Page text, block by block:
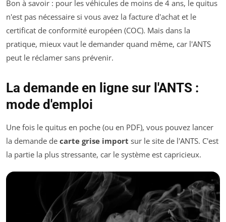
Bon à savoir : pour les véhicules de moins de 4 ans, le quitus
n'est pas nécessaire si vous avez la facture d'achat et le
certificat de conformité européen (COC). Mais dans la
pratique, mieux vaut le demander quand même, car l'ANTS
peut le réclamer sans prévenir.
La demande en ligne sur l'ANTS :
mode d'emploi
Une fois le quitus en poche (ou en PDF), vous pouvez lancer
la demande de carte grise import sur le site de l'ANTS. C'est
la partie la plus stressante, car le système est capricieux.